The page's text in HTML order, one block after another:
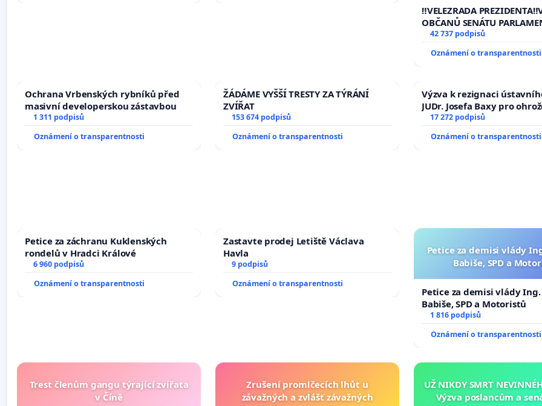
na přijetí usnesení k
žaloby na prezidenta
‼️VELEZRADA
OBČANŮ SENÁTU
vyhlášení veřejného
144 jednacího řádu Senátu
na přijetí usnesení k
42 737 podpisů
Oznámení o transparentnosti
Ochrana Vrbenských rybníků před
masivní developerskou zástavbou
1 311 podpisů
Oznámení o transparentnosti
ŽÁDÁME VYŠŠÍ TRESTY ZA TÝRÁNÍ
ZVÍŘAT
153 674 podpisů
Oznámení o transparentnosti
Výzva k rezignaci
JUDr. Josefa Baxy pro
ve spravedlivý proces
17 272 podpisů
Oznámení o transparentnosti
Petice za záchranu Kuklenských
rondelů v Hradci Králové
6 960 podpisů
Oznámení o transparentnosti
Zastavte prodej Letiště Václava
Havla
9 podpisů
Oznámení o transparentnosti
Petice za demisi vlády
Babiše, SPD a
Petice za demisi vlády
Babiše, SPD a Motoristů
1 816 podpisů
Oznámení o transparentnosti
Trest členům gangu týrající zvířata
v Číně
Zrušení promlčecích lhůt u
závažných a zvlášť závažných
UŽ NIKDY SMRT
Výzva poslancům a